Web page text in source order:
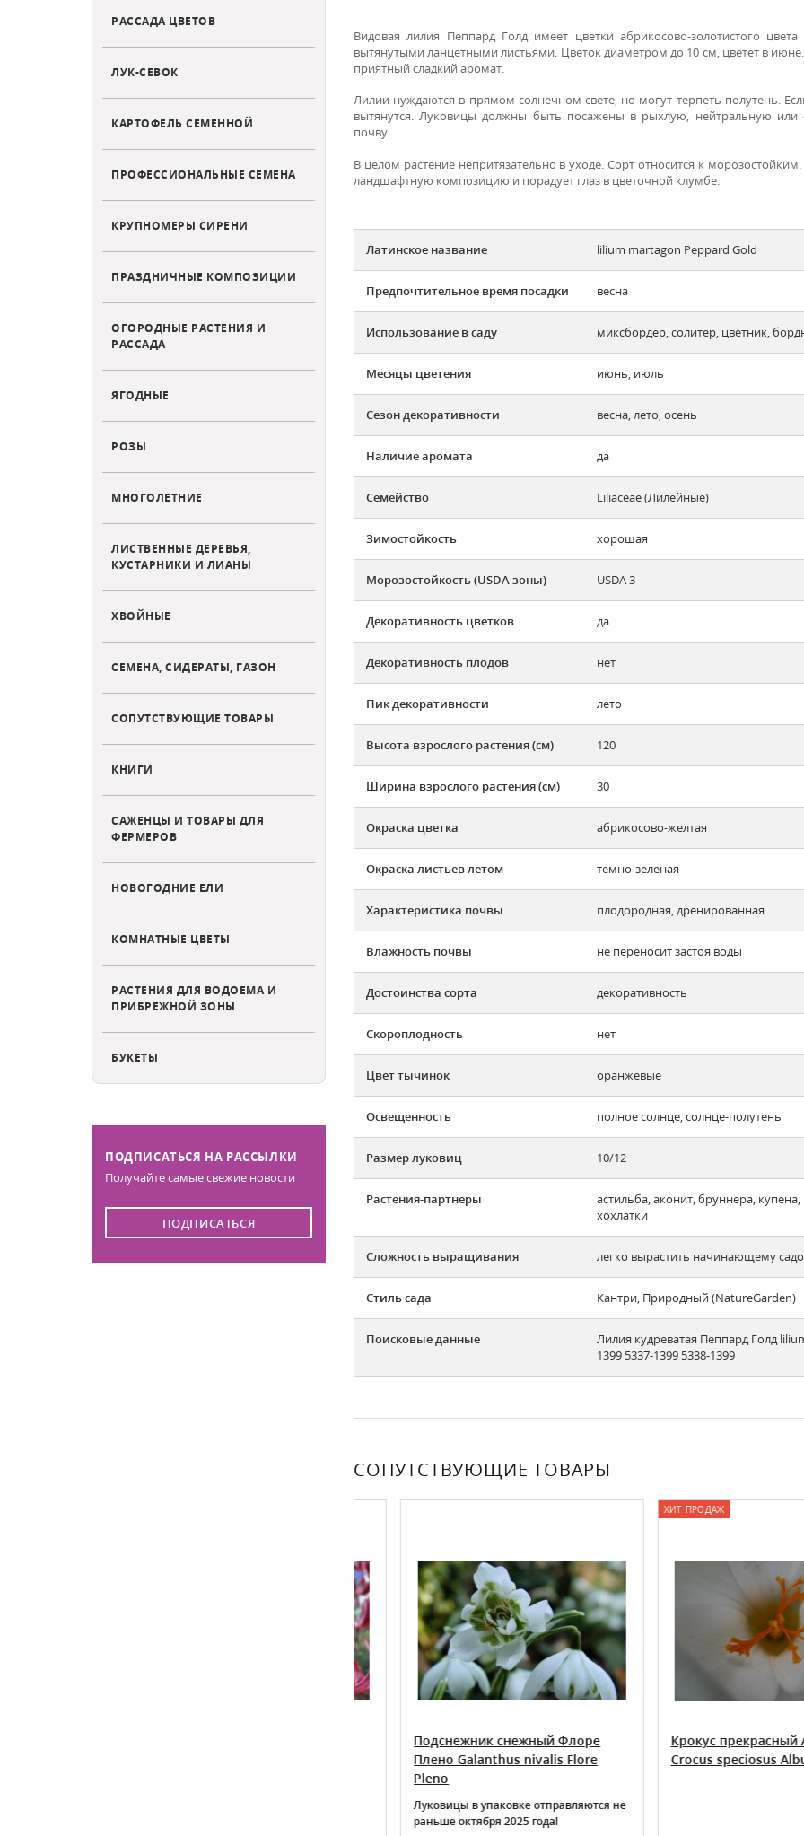
РАССАДА ЦВЕТОВ
ЛУК-СЕВОК
КАРТОФЕЛЬ СЕМЕННОЙ
ПРОФЕССИОНАЛЬНЫЕ СЕМЕНА
КРУПНОМЕРЫ СИРЕНИ
ПРАЗДНИЧНЫЕ КОМПОЗИЦИИ
ОГОРОДНЫЕ РАСТЕНИЯ И
РАССАДА
ЯГОДНЫЕ
РОЗЫ
МНОГОЛЕТНИЕ
ЛИСТВЕННЫЕ ДЕРЕВЬЯ,
КУСТАРНИКИ И ЛИАНЫ
ХВОЙНЫЕ
СЕМЕНА, СИДЕРАТЫ, ГАЗОН
СОПУТСТВУЮЩИЕ ТОВАРЫ
КНИГИ
САЖЕНЦЫ И ТОВАРЫ ДЛЯ
ФЕРМЕРОВ
НОВОГОДНИЕ ЕЛИ
КОМНАТНЫЕ ЦВЕТЫ
РАСТЕНИЯ ДЛЯ ВОДОЕМА И
ПРИБРЕЖНОЙ ЗОНЫ
БУКЕТЫ
ПОДПИСАТЬСЯ НА РАССЫЛКИ
Получайте самые свежие новости
ПОДПИСАТЬСЯ
Видовая лилия Пеппард Голд имеет цветки абрикосово-золотистого
вытянутыми ланцетными листьями. Цветок диаметром до 10 см, цветет в
приятный сладкий аромат.
Лилии нуждаются в прямом солнечном свете, но могут терпеть полутень.
вытянутся. Луковицы должны быть посажены в рыхлую, нейтральную
почву.
В целом растение непритязательно в уходе. Сорт относится к
ландшафтную композицию и порадует глаз в цветочной клумбе.
Латинское название lilium martagon Peppard Gold
Предпочтительное время посадки весна
Использование в саду миксбордер, солитер, цветник,
Месяцы цветения июнь, июль
Сезон декоративности весна, лето, осень
Наличие аромата да
Семейство Liliaceae (Лилейные)
Зимостойкость хорошая
Морозостойкость (USDA зоны) USDA 3
Декоративность цветков да
Декоративность плодов нет
Пик декоративности лето
Высота взрослого растения (см) 120
Ширина взрослого растения (см) 30
Окраска цветка абрикосово-желтая
Окраска листьев летом темно-зеленая
Характеристика почвы плодородная, дренированная
Влажность почвы не переносит застоя воды
Достоинства сорта декоративность
Скороплодность нет
Цвет тычинок оранжевые
Освещенность полное солнце, солнце-полутень
Размер луковиц 10/12
Растения-партнеры
астильба, аконит, бруннера,
хохлатки
Сложность выращивания легко вырастить начинающему
Стиль сада Кантри, Природный (NatureGarden)
Поисковые данные
Лилия кудреватая Пеппард Голд
1399 5337-1399 5338-1399
СОПУТСТВУЮЩИЕ ТОВАРЫ
Подснежник снежный Флоре
Плено Galanthus nivalis Flore
Луковицы в упаковке отправляются не
раньше октября 2025 года!
ХИТ ПРОДАЖ
Крокус прекрасный Альбус
Crocus speciosus Albus